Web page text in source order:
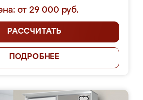
от 29 000 руб.
РАССЧИТАТЬ
ПОДРОБНЕЕ